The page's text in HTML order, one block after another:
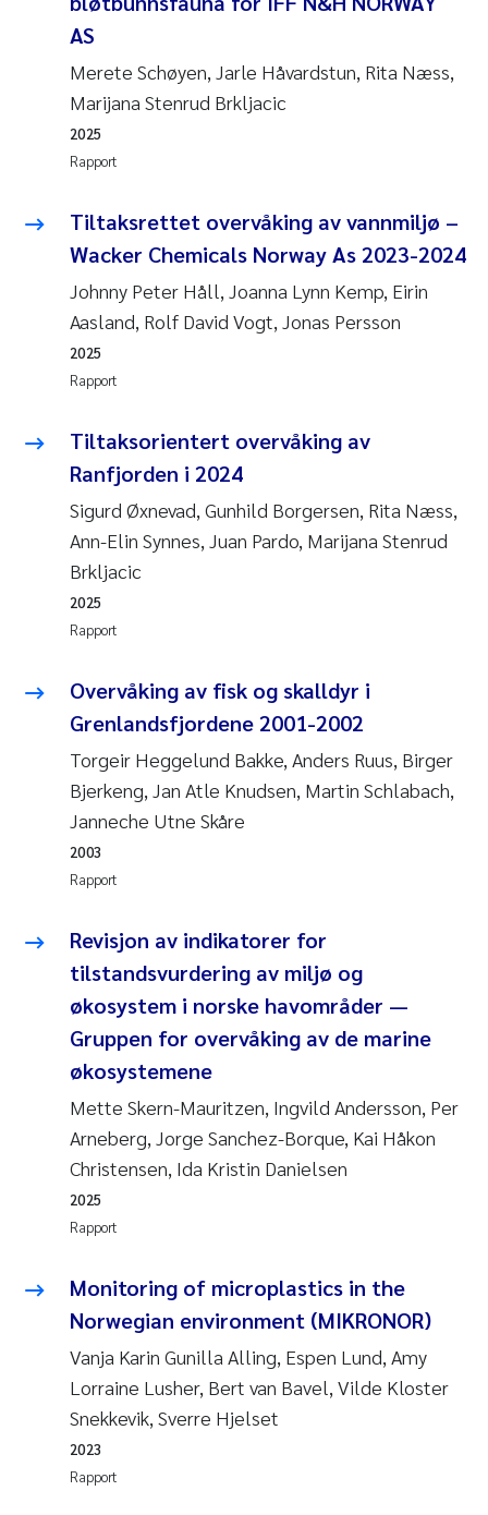
André Staalstrøm
Uta Brandt
Samantha Goncalves Prat
Sigrid Haande
Johnny Håll
Susanne Claudia Schneider
Elisabeth Støhle Rødland
Marit Villø
Jonny Beyer
Nathalie Marquesin-Risbakk
Synne Authén Andresen
Sophie Mentzel
Veronica Sæther Eftevåg
Valentina Elena Tartiu
Susan Skogtvedt Røed
Belinda Valdecanas
Elianne Dunthorn Egge
Elisabeth Lie
Froukje Maria Platjouw
Jens Vedal
Louise Valestrand
Maria Thérése Hultman
Peter Stig Hansen
AS
Merete Schøyen, Jarle Håvardstun, Rita Næss,
Marijana Stenrud Brkljacic
Rapport
2025
Tiltaksrettet overvåking av vannmiljø –
Wacker Chemicals Norway As 2023-2024
Johnny Peter Håll, Joanna Lynn Kemp, Eirin
Aasland, Rolf David Vogt, Jonas Persson
Rapport
2025
Tiltaksorientert overvåking av
Ranfjorden i 2024
Sigurd Øxnevad, Gunhild Borgersen, Rita Næss,
Ann-Elin Synnes, Juan Pardo, Marijana Stenrud
Brkljacic
Rapport
2025
Overvåking av fisk og skalldyr i
Grenlandsfjordene 2001-2002
Torgeir Heggelund Bakke, Anders Ruus, Birger
Bjerkeng, Jan Atle Knudsen, Martin Schlabach,
Janneche Utne Skåre
Rapport
2003
Revisjon av indikatorer for
tilstandsvurdering av miljø og
økosystem i norske havområder —
Gruppen for overvåking av de marine
økosystemene
Mette Skern-Mauritzen, Ingvild Andersson, Per
Arneberg, Jorge Sanchez-Borque, Kai Håkon
Christensen, Ida Kristin Danielsen
Rapport
2025
Monitoring of microplastics in the
Norwegian environment (MIKRONOR)
Vanja Karin Gunilla Alling, Espen Lund, Amy
Lorraine Lusher, Bert van Bavel, Vilde Kloster
Snekkevik, Sverre Hjelset
Rapport
2023